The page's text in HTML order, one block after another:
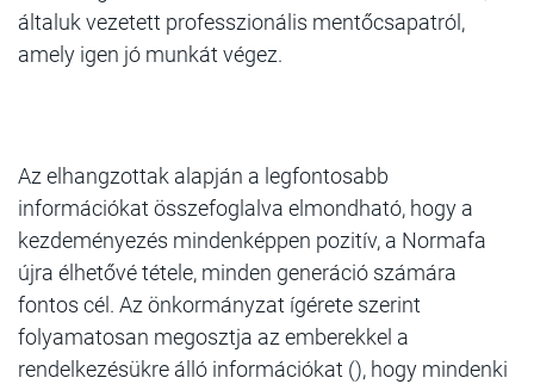
általuk vezetett professzionális mentőcsapatról,
amely igen jó munkát végez.
Az elhangzottak alapján a legfontosabb
információkat összefoglalva elmondható, hogy a
kezdeményezés mindenképpen pozitív, a Normafa
újra élhetővé tétele, minden generáció számára
fontos cél. Az önkormányzat ígérete szerint
folyamatosan megosztja az emberekkel a
rendelkezésükre álló információkat (), hogy mindenki